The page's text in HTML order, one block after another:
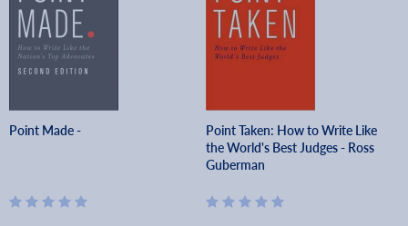
Point Made -
Point Taken: How to Write Like
the World's Best Judges - Ross
Guberman